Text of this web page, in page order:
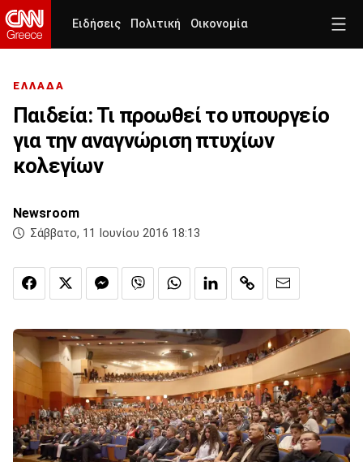
Ειδήσεις Πολιτική Οικονομία
ΕΛΛΑΔΑ
Παιδεία: Τι προωθεί το υπουργείο
για την αναγνώριση πτυχίων
κολεγίων
Newsroom
Σάββατο, 11 Ιουνίου 2016 18:13